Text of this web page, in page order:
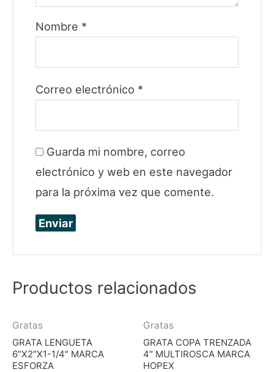
Nombre *
Correo electrónico *
Guarda mi nombre, correo
electrónico y web en este navegador
para la próxima vez que comente.
Productos relacionados
Gratas
GRATA LENGUETA
6″X2″X1-1/4″ MARCA
ESFORZA
Gratas
GRATA COPA TRENZADA
4″ MULTIROSCA MARCA
HOPEX